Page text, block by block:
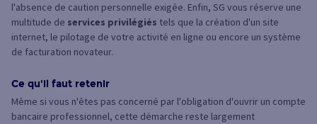
l'absence de caution personnelle exigée. Enfin, SG vous réserve une
multitude de services privilégiés tels que la création d'un site
internet, le pilotage de votre activité en ligne ou encore un système
de facturation novateur.
Ce qu'il faut retenir
Même si vous n'êtes pas concerné par l'obligation d'ouvrir un compte
bancaire professionnel, cette démarche reste largement